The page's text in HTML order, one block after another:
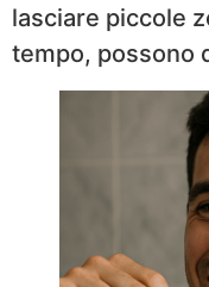
lasciare piccole
tempo, possono